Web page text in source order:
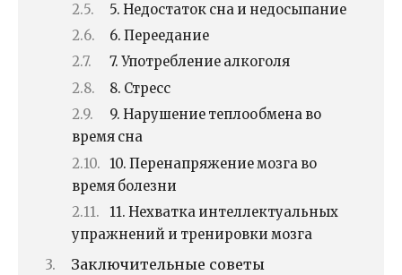
5. Недостаток сна и недосыпание
6. Переедание
7. Употребление алкоголя
8. Стресс
9. Нарушение теплообмена во
время сна
10. Перенапряжение мозга во
время болезни
11. Нехватка интеллектуальных
упражнений и тренировки мозга
Заключительные советы